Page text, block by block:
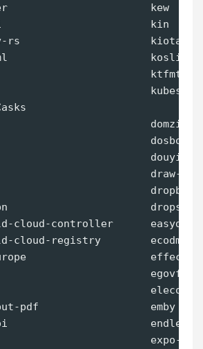
kew
kin
rs
ktfmt
dosbox-
douyin-
draw-
cloud-controller
cloud-registry
europe
pdf                  emby
expo-